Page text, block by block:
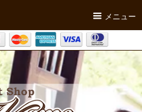
メニュー